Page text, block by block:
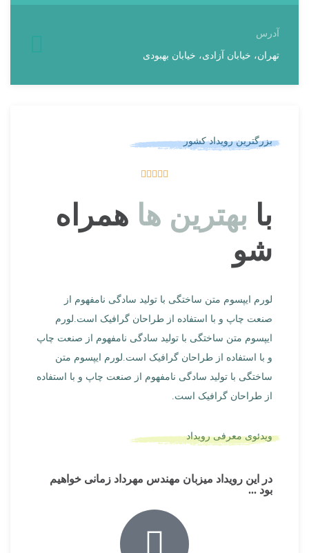
آدرس
تهران، خیابان آزادی، خیابان بهبودی
بزرگترین رویداد کشور





با بهترین ها همراه
شو
لورم ایپسوم متن ساختگی با تولید سادگی نامفهوم از
صنعت چاپ و با استفاده از طراحان گرافیک است.لورم
ایپسوم متن ساختگی با تولید سادگی نامفهوم از صنعت چاپ
و با استفاده از طراحان گرافیک است.لورم ایپسوم متن
ساختگی با تولید سادگی نامفهوم از صنعت چاپ و با استفاده
از طراحان گرافیک است.
ویدئوی معرفی رویداد
در این رویداد میزبان مهندس مهرداد زمانی خواهیم
بود ...